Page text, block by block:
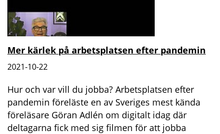
Mer kärlek på arbetsplatsen efter pandemin
2021-10-22
Hur och var vill du jobba? Arbetsplatsen efter
pandemin föreläste en av Sveriges mest kända
föreläsare Göran Adlén om digitalt idag där
deltagarna fick med sig filmen för att jobba